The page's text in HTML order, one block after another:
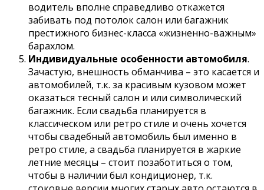
водитель вполне справедливо откажется
забивать под потолок салон или багажник
престижного бизнес-класса «жизненно-важным»
барахлом.
Индивидуальные особенности автомобиля.
Зачастую, внешность обманчива – это касается и
автомобилей, т.к. за красивым кузовом может
оказаться тесный салон и или символический
багажник. Если свадьба планируется в
классическом или ретро стиле и очень хочется
чтобы свадебный автомобиль был именно в
ретро стиле, а свадьба планируется в жаркие
летние месяцы – стоит позаботиться о том,
чтобы в наличии был кондиционер, т.к.